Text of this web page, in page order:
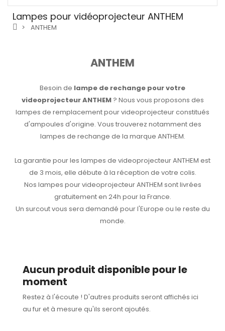
Lampes pour vidéoprojecteur ANTHEM
ANTHEM
ANTHEM
Besoin de lampe de rechange pour votre
videoprojecteur ANTHEM? Nous vous proposons des
lampes de remplacement pour videoprojecteur constitués
d'ampoules d'origine. Vous trouverez notamment des
lampes de rechange de la marque ANTHEM.
La garantie pour les lampes de videoprojecteur ANTHEM est
de 3 mois, elle débute à la réception de votre colis.
Nos lampes pour videoprojecteur ANTHEM sont livrées
gratuitement en 24h pour la France.
Un surcout vous sera demandé pour l'Europe ou le reste du
monde.
Aucun produit disponible pour le
moment
Restez à l'écoute ! D'autres produits seront affichés ici
au fur et à mesure qu'ils seront ajoutés.